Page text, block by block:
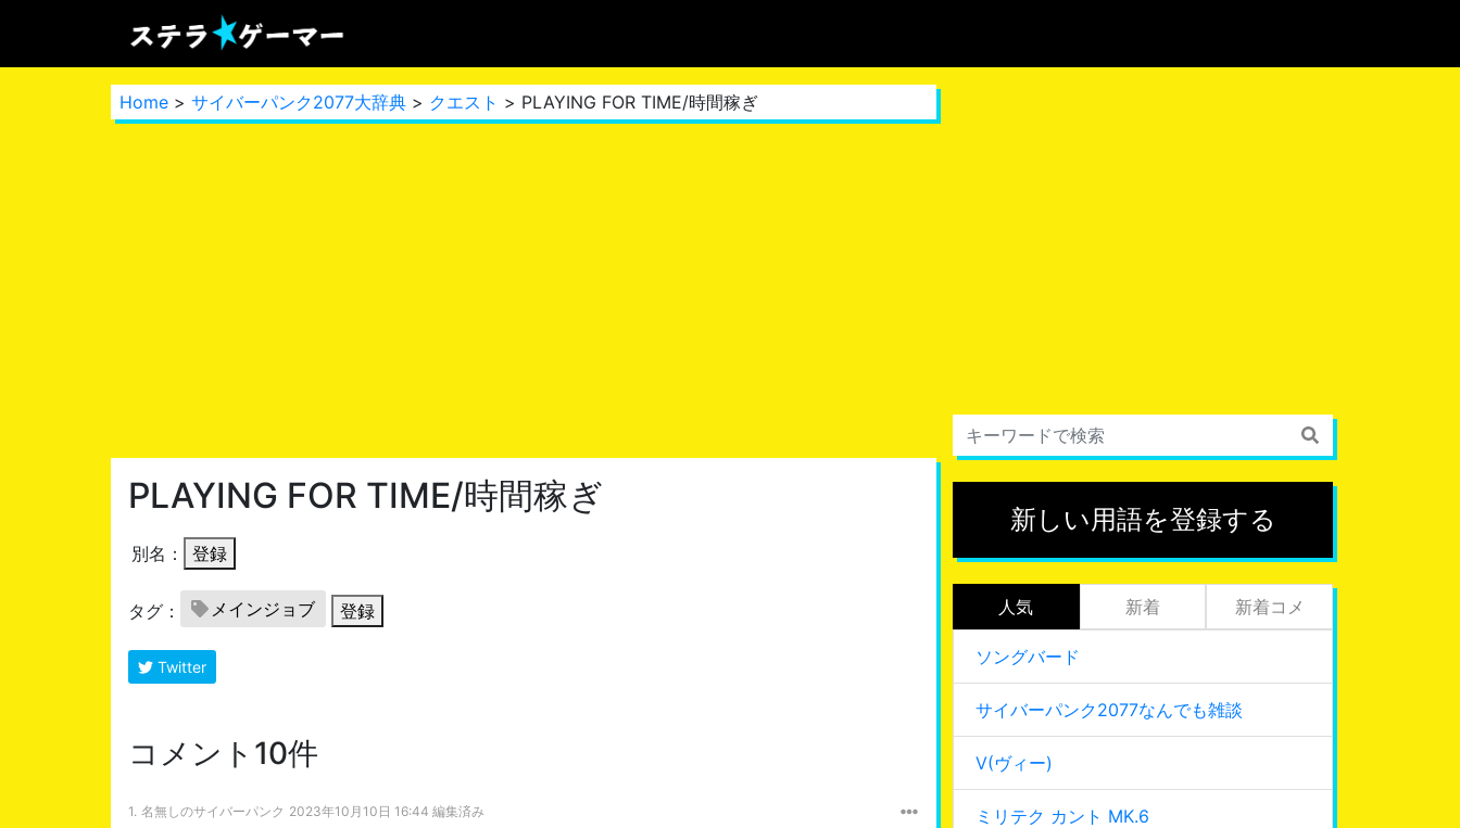
Home > サイバーパンク2077大辞典 > クエスト > PLAYING FOR TIME/時間稼ぎ
PLAYING FOR TIME/時間稼ぎ
別名： 登録
タグ： メインジョブ 登録
Twitter
コメント10件
1. 名無しのサイバーパンク 2023年10月10日 16:44 編集済み
新しい用語を登録する
人気 新着 新着コメ
ソングバード
サイバーパンク2077なんでも雑談
V(ヴィー)
ミリテク カント MK.6